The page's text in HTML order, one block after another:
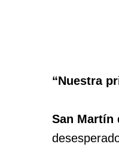
“Nuestra
San Martín